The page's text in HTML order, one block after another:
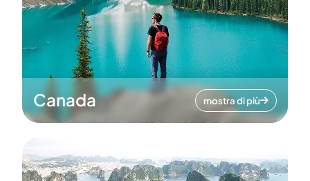
Canada mostra di più